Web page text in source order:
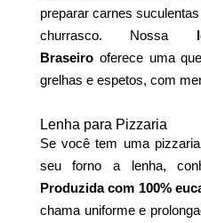
preparar carnes
churrasco. Nossa
Braseirooferece uma
grelhas e espetos, com
Lenha para Pizzaria
Se você tem uma
seu forno a lenha,
Produzida com 100%
chama uniforme e